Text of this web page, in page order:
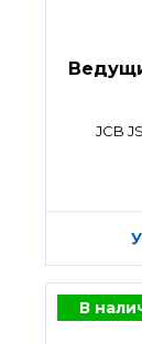
JCB
В